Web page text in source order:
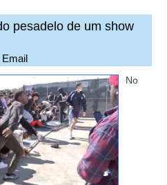
pesadelo de um show
Email
No